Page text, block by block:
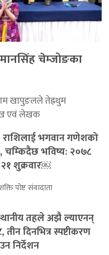
चेम्जोङका
खापुङलले तेह्रथुम
एवं लेखक
राशिलाई भगवान गणेशको
चम्किदैछ भविष्य: २०७८
शुक्रवार￼
पोष्ट संवादाता
तहले अझै ल्याएनन्
दिनभित्र स्पष्टीकरण
निर्देशन